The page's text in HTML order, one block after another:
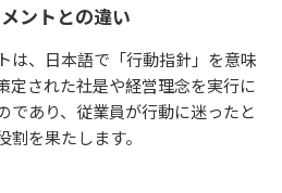
ントとの違い
は、日本語で「行動指針」を意味
定された社是や経営理念を実行に
であり、従業員が行動に迷ったと
を果たします。